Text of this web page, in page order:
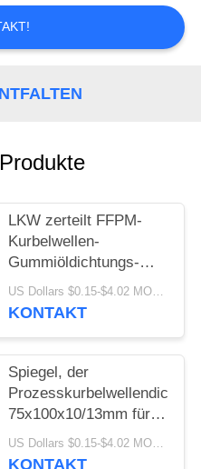
LKW zerteilt FFPM-
Kurbelwellen-
Gummiöldichtungs-
Isolierungs-Altern-
Abnutzung beständige
US Dollars $0.15-$4.02 MOQ:10PCS
KONTAKT
Spiegel, der
75x100x10/13mm für
innere Drehöldichtung
Scania-LKW-1409890
US Dollars $0.15-$4.02 MOQ:500pcs
KONTAKT